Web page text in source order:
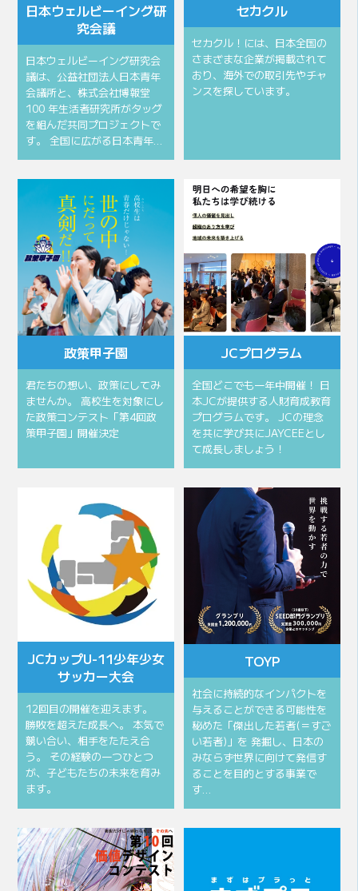
⽇本ウェルビーイング研
究会議
⽇本ウェルビーイング研究会
議は、公益社団法⼈⽇本⻘年
会議所と、株式会社博報堂
100 年⽣活者研究所がタッグ
を組んだ共同プロジェクトで
す。 全国に広がる⽇本⻘年…
セカクル
セカクル！には、日本全国の
さまざまな企業が掲載されて
おり、海外での取引先やチャ
ンスを探しています。
政策甲子園
君たちの想い、政策にしてみ
ませんか。 高校生を対象にし
た政策コンテスト「第4回政
策甲子園」開催決定
JCプログラム
全国どこでも一年中開催！ 日
本JCが提供する人財育成教育
プログラムです。 JCの理念
を共に学び共にJAYCEEとし
て成長しましょう！
JCカップU-11少年少女
サッカー大会
12回目の開催を迎えます。
勝敗を超えた成長へ。 本気で
競い合い、相手をたたえ合
う。 その経験の一つひとつ
が、子どもたちの未来を育み
ます。
TOYP
社会に持続的なインパクトを
与えることができる可能性を
秘めた「傑出した若者(＝すご
い若者)」を 発掘し、日本の
みならず世界に向けて発信す
ることを目的とする事業で
す…